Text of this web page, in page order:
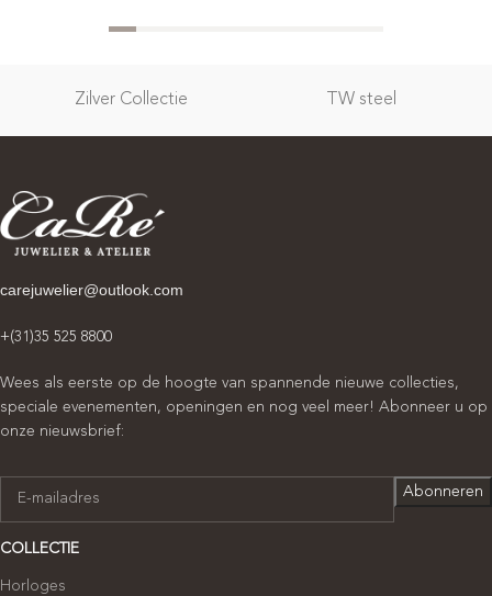
Zilver Collectie TW steel
carejuwelier@outlook.com
+(31)35 525 8800
Wees als eerste op de hoogte van spannende nieuwe collecties,
speciale evenementen, openingen en nog veel meer! Abonneer u op
onze nieuwsbrief:
COLLECTIE
Horloges